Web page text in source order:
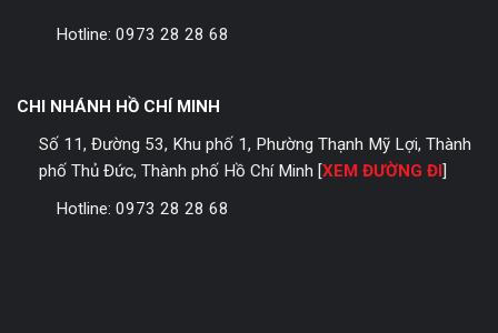
Hotline:0973 28 28 68
CHI NHÁNH HỒ CHÍ MINH
Số 11, Đường 53, Khu phố 1, Phường Thạnh Mỹ Lợi, Thành
phố Thủ Đức, Thành phố Hồ Chí Minh [XEM ĐƯỜNG ĐI]
Hotline:0973 28 28 68